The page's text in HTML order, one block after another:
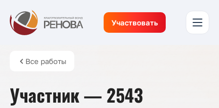
Участвовать
Все работы
Участник — 2543